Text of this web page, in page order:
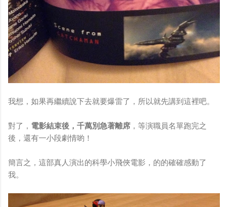
我想，如果再繼續說下去就要爆雷了，所以就先講到這裡吧。
對了， 電影結束後，千萬別急著離席 ，等演職員名單跑完之
後，還有一小段劇情喲！
簡言之，這部真人演出的科學小飛俠電影，的的確確感動了
我。